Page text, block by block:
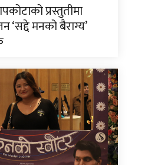
प्रस्तुतीमा
‘सद्दे मनको बैराग्य’